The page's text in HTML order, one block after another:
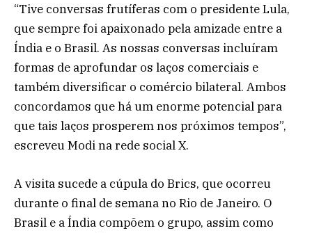
“Tive conversas frutíferas com o presidente Lula,
que sempre foi apaixonado pela amizade entre a
Índia e o Brasil. As nossas conversas incluíram
formas de aprofundar os laços comerciais e
também diversificar o comércio bilateral. Ambos
concordamos que há um enorme potencial para
que tais laços prosperem nos próximos tempos”,
escreveu Modi na rede social X.
A visita sucede a cúpula do Brics, que ocorreu
durante o final de semana no Rio de Janeiro. O
Brasil e a Índia compõem o grupo, assim como